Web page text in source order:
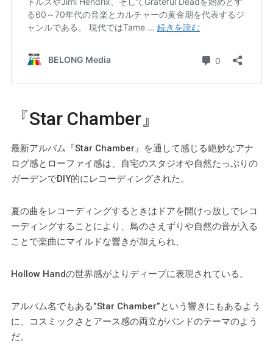
『Star Chamber』
最新アルバム『Star Chamber』を通して感じる絶妙なアナ
ログ感とローファイ感は、自宅のスタジオや自然たっぷりの
ガーデンでDIY的にレコーディングされた。
夏の曲をレコーディングするときはドアを開けっ放しでレコ
ーディングすることにより、鳥のさえずりや自然の音が入る
ことで楽曲にマイルドな響きが加えられ、
Hollow Handの世界感がよりディープに表現されている。
アルバム名でもある”Star Chamber”という響きにもあるよう
に、コスミックさとアース感の両立がバンドのテーマのよう
だ。